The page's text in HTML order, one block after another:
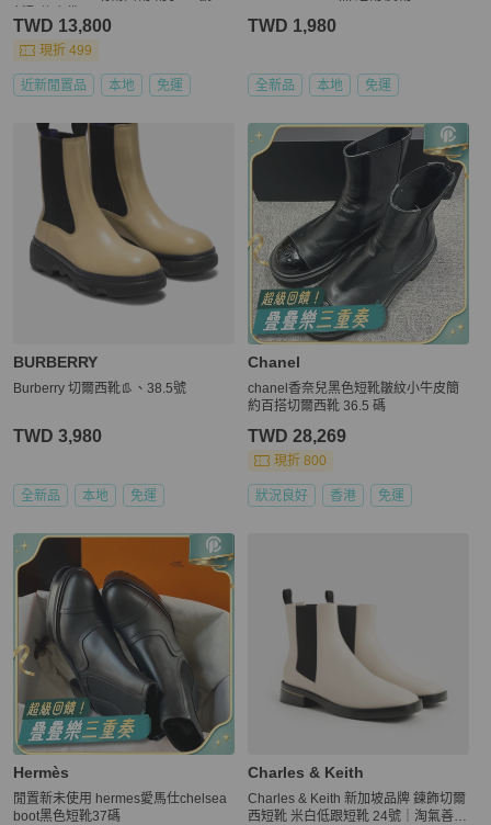
TWD 13,800
現折 499
近新閒置品 本地 免運
TWD 1,980
全新品 本地 免運
BURBERRY
Burberry 切爾西靴👢、38.5號
TWD 3,980
全新品 本地 免運
Chanel
chanel香奈兒黑色短靴皺紋小牛皮簡
約百搭切爾西靴 36.5 碼
TWD 28,269
現折 800
狀況良好 香港 免運
Hermès
閒置新未使用 hermes愛馬仕chelsea
boot黑色短靴37碼
Charles & Keith
Charles & Keith 新加坡品牌 鍊飾切爾
西短靴 米白低跟短靴 24號｜淘氣善